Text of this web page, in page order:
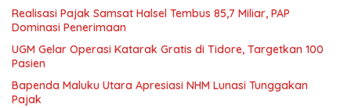
Realisasi Pajak Samsat Halsel Tembus 85,7 Miliar, PAP
Dominasi Penerimaan
UGM Gelar Operasi Katarak Gratis di Tidore, Targetkan 100
Pasien
Bapenda Maluku Utara Apresiasi NHM Lunasi Tunggakan
Pajak